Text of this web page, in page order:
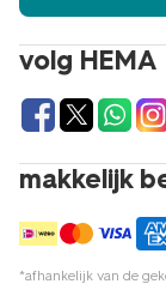
volg HEMA
makkelijk
*afhankelijk van de